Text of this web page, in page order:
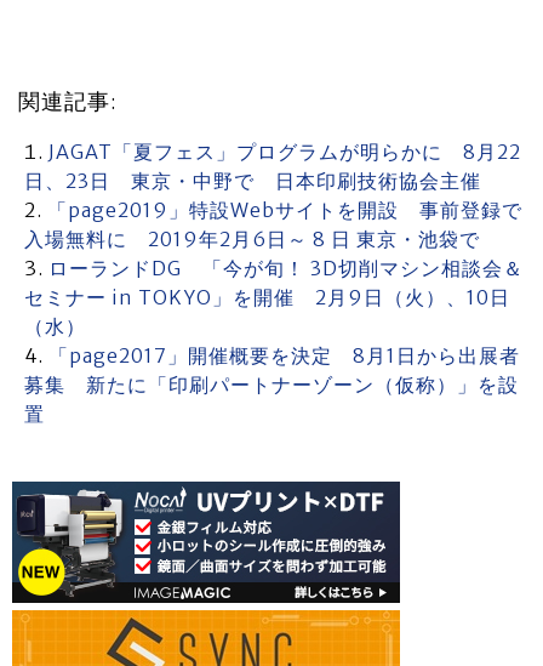
関連記事:
JAGAT「夏フェス」プログラムが明らかに 8月22
日、23日 東京・中野で 日本印刷技術協会主催
「page2019」特設Webサイトを開設 事前登録で
入場無料に 2019年2月6日～ 8 日 東京・池袋で
ローランドDG 「今が旬！ 3D切削マシン相談会＆
セミナー in TOKYO」を開催 2月9日（火）、10日
（水）
「page2017」開催概要を決定 8月1日から出展者
募集 新たに「印刷パートナーゾーン（仮称）」を設
置